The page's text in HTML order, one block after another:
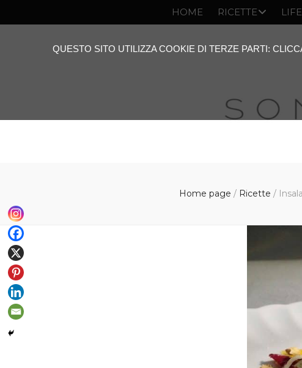
HOME RICETTE
Home page / Ricette /
QUESTO SITO UTILIZZA COOKIE DI TERZE PARTI: